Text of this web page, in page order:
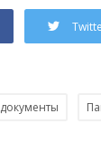
документы
профессии